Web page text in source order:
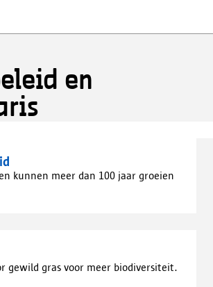
en
kunnen meer dan 100 jaar groeien
gewild gras voor meer biodiversiteit.